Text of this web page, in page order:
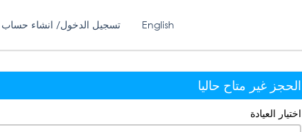
تسجيل الدخول/ انشاء حساب English
الحجز غير متاح حاليا
اختيار العيادة